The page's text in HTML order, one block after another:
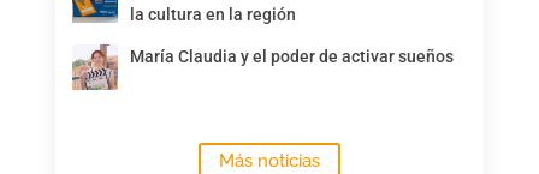
la cultura en la región
María Claudia y el poder de activar sueños
Más noticias